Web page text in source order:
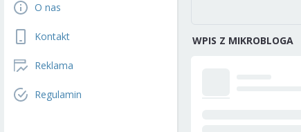
O nas
Kontakt
Reklama
Regulamin
WPIS Z MIKROBLOGA